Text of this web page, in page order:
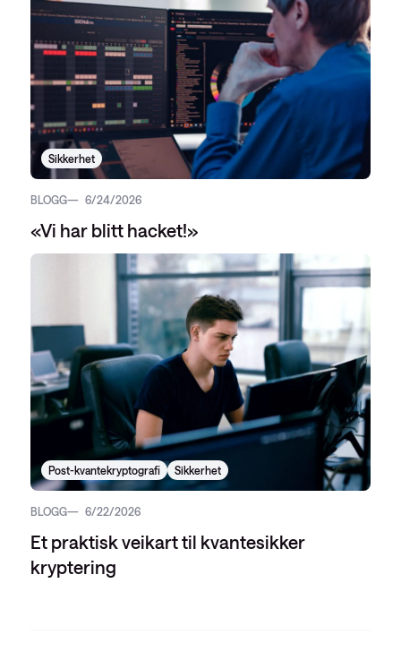
Sikkerhet
BLOGG 6/24/2026
«Vi har blitt hacket!»
Post-kvantekryptografi Sikkerhet
BLOGG 6/22/2026
Et praktisk veikart til kvantesikker
kryptering